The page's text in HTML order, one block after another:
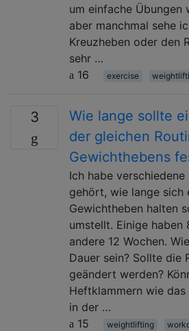
um einfache Übungen
aber manchmal sehe
Kreuzheben oder den
sehr …
16
exercise
3
Wie lange sollte
der gleichen
Gewichthebens
Ich habe
gehört, wie lange sich
Gewichtheben halten
umstellt. Einige haben
andere 12 Wochen.
Dauer sein? Sollte die
geändert werden?
Heftklammern wie
in der …
15
weightlifting